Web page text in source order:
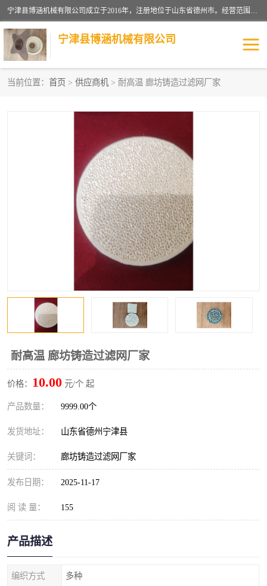
宁津县博涵机械有限公司成立于2016年，注册地位于山东省德州市。经营范围包括：机械设备研发、生产及销售，铸造用造型材料生产、销售，玻璃纤维及制品制造、销售，汽车零配件零售，机械零件、零部件加工，机械零件、零部件销售等；主要产品有：纤维过滤网,陶瓷过滤器,泡沫陶瓷过滤器,耐高温纤维过滤器,铸铁过滤器,铸铜过滤网,铸铝过滤网,铝轮毂过滤网,高效过滤网,高效陶瓷过滤网,高效纤维过滤网。
宁津县博涵机械有限公司
当前位置： 首页 > 供应商机 > 耐高温 廊坊铸造过滤网厂家
耐高温 廊坊铸造过滤网厂家
价格： 10.00 元/个 起
产品数量： 9999.00个
发货地址： 山东省德州宁津县
关键词： 廊坊铸造过滤网厂家
发布日期： 2025-11-17
阅 读 量： 155
产品描述
编织方式 多种
挡渣棉
避脏网